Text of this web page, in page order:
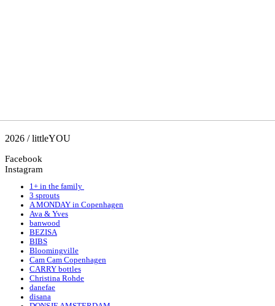
2026 / littleYOU
Facebook
Instagram
1+ in the family
3 sprouts
A MONDAY in Copenhagen
Ava & Yves
banwood
BEZISA
BIBS
Bloomingville
Cam Cam Copenhagen
CARRY bottles
Christina Rohde
danefae
disana